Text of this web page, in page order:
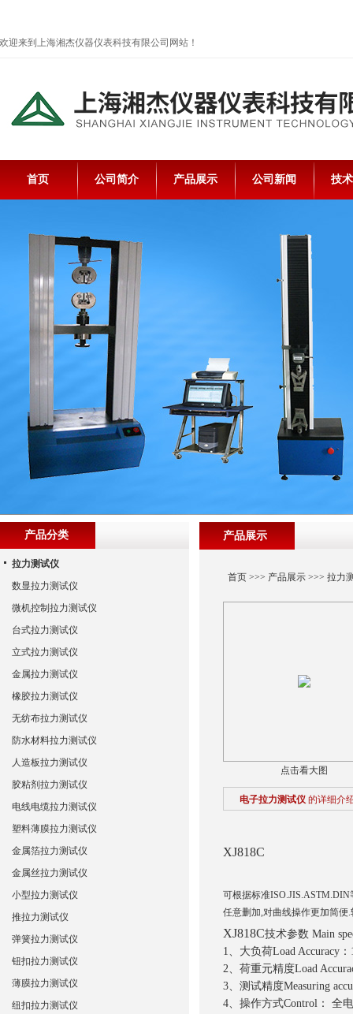
欢迎来到上海湘杰仪器仪表科技有限公司网站！
首页 公司简介 产品展示 公司新闻 技
产品展示
首页>>> 产品展示>>> 拉力
点击看大图
电子拉力测试仪 的详细介
XJ818C
可根据标准
任意删加,对曲线操作更加简便
XJ818C技术参数 Main
1、大负荷Load Accuracy
2、荷重元精度Load
3、测试精度Measuring
4、操作方式Control： 全
产品分类
拉力测试仪
数显拉力测试仪
微机控制拉力测试仪
台式拉力测试仪
立式拉力测试仪
金属拉力测试仪
橡胶拉力测试仪
无纺布拉力测试仪
防水材料拉力测试仪
人造板拉力测试仪
胶粘剂拉力测试仪
电线电缆拉力测试仪
塑料薄膜拉力测试仪
金属箔拉力测试仪
金属丝拉力测试仪
小型拉力测试仪
推拉力测试仪
弹簧拉力测试仪
钮扣拉力测试仪
薄膜拉力测试仪
纽扣拉力测试仪